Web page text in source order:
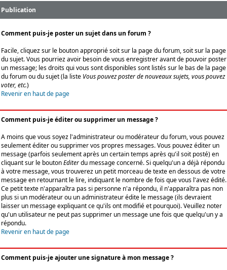
Publication
Comment puis-je poster un sujet dans un forum ?
Facile, cliquez sur le bouton approprié soit sur la page du forum, soit sur la page
du sujet. Vous pourriez avoir besoin de vous enregistrer avant de pouvoir poster
un message; les droits qui vous sont disponibles sont listés sur le bas de la page
du forum ou du sujet (la liste Vous pouvez poster de nouveaux sujets, vous pouvez
voter, etc.)
Revenir en haut de page
Comment puis-je éditer ou supprimer un message ?
A moins que vous soyez l'administrateur ou modérateur du forum, vous pouvez
seulement éditer ou supprimer vos propres messages. Vous pouvez éditer un
message (parfois seulement après un certain temps après qu'il soit posté) en
cliquant sur le boutonEditerdu message concerné. Si quelqu'un a déjà répondu
à votre message, vous trouverez un petit morceau de texte en dessous de votre
message en retournant le lire, indiquant le nombre de fois que vous l'avez édité.
Ce petit texte n'apparaîtra pas si personne n'a répondu, il n'apparaîtra pas non
plus si un modérateur ou un administrateur édite le message (ils devraient
laisser un message expliquant ce qu'ils ont modifié et pourquoi). Veuillez noter
qu'un utilisateur ne peut pas supprimer un message une fois que quelqu'un y a
répondu.
Revenir en haut de page
Comment puis-je ajouter une signature à mon message ?